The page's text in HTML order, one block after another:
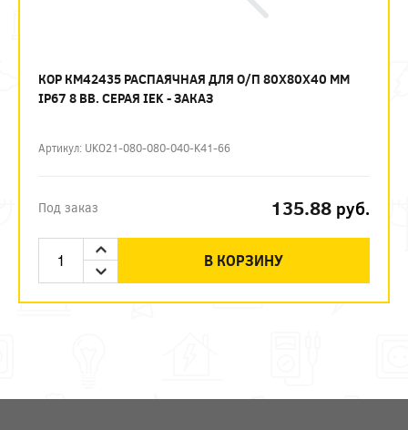
КОР КМ42435 РАСПАЯЧНАЯ ДЛЯ О/П 80Х80Х40 ММ
IP67 8 ВВ. СЕРАЯ IEK - ЗАКАЗ
Артикул: UKO21-080-080-040-K41-66
Под заказ 135.88 руб.
В КОРЗИНУ